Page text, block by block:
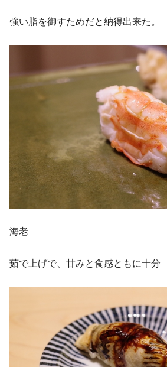
強い脂を御すためだと納得出来た。
海老
茹で上げで、甘みと食感ともに十分